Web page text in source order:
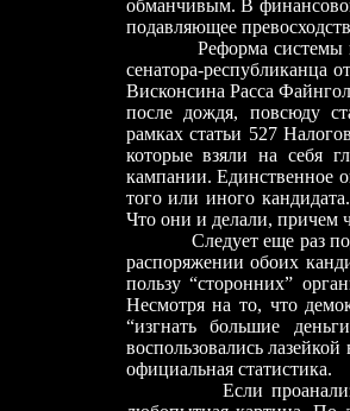
обманчивым. В
подавляющее
Реформа системы
сенатора-республиканца
Висконсина Расса
после дождя, повсюду
рамках статьи 527
которые взяли на себя
кампании. Единственное
того или иного
Что они и делали, причем
Следует еще раз
распоряжении обоих
пользу “сторонних”
Несмотря на то, что
“изгнать большие
воспользовались
официальная статистика.
Если